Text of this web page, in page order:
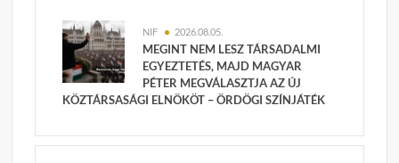
NIF 2026.08.05.
MEGINT NEM LESZ TÁRSADALMI
EGYEZTETÉS, MAJD MAGYAR
PÉTER MEGVÁLASZTJA AZ ÚJ
KÖZTÁRSASÁGI ELNÖKÖT – ÖRDÖGI SZÍNJÁTÉK